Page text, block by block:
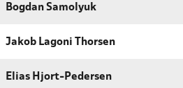
Bogdan Samolyuk
Jakob Lagoni Thorsen
Elias Hjort-Pedersen